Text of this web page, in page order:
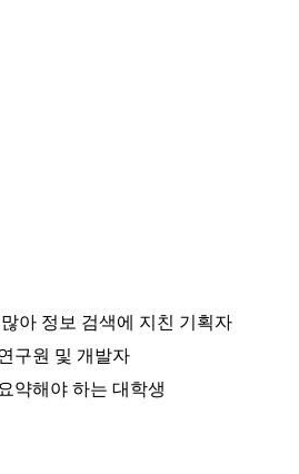
아 정보 검색에 지친 기획자
구원 및 개발자
약해야 하는 대학생